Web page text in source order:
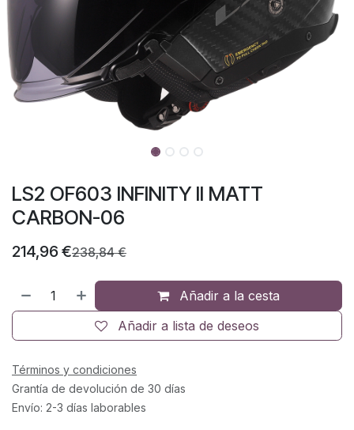
LS2 OF603 INFINITY II MATT
CARBON-06
214,96 €238,84€
Añadir a la cesta
Añadir a lista de deseos
Términos y condiciones
Grantía de devolución de 30 días
Envío: 2-3 días laborables